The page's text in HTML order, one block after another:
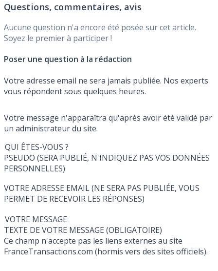
Questions, commentaires, avis
Aucune question n'a encore été posée sur cet article.
Soyez le premier à participer !
Poser une question à la rédaction
Votre adresse email ne sera jamais publiée. Nos experts
vous répondent sous quelques heures.
Votre message n'apparaîtra qu'après avoir été validé par
un administrateur du site.
QUI ÊTES-VOUS ?
PSEUDO (SERA PUBLIÉ, N'INDIQUEZ PAS VOS DONNÉES
PERSONNELLES)
VOTRE ADRESSE EMAIL (NE SERA PAS PUBLIÉE, VOUS
PERMET DE RECEVOIR LES RÉPONSES)
VOTRE MESSAGE
TEXTE DE VOTRE MESSAGE (OBLIGATOIRE)
Ce champ n'accepte pas les liens externes au site
FranceTransactions.com (hormis vers des sites officiels).